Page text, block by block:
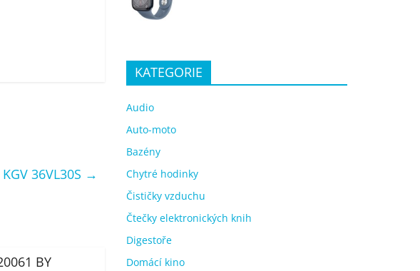
36VL30S →
BY
KATEGORIE
Audio
Auto-moto
Bazény
Chytré hodinky
Čističky vzduchu
Čtečky elektronických knih
Digestoře
Domácí kino